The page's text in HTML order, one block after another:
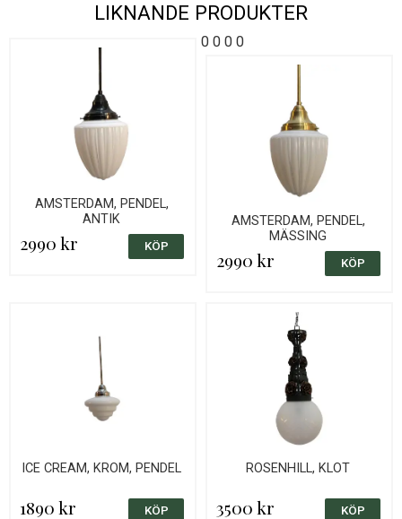
LIKNANDE PRODUKTER
AMSTERDAM, PENDEL,
ANTIK
2990 kr
0
AMSTERDAM, PENDEL,
MÄSSING
2990 kr
0
ICE CREAM, KROM, PENDEL
1890 kr
0
ROSENHILL, KLOT
3500 kr
0